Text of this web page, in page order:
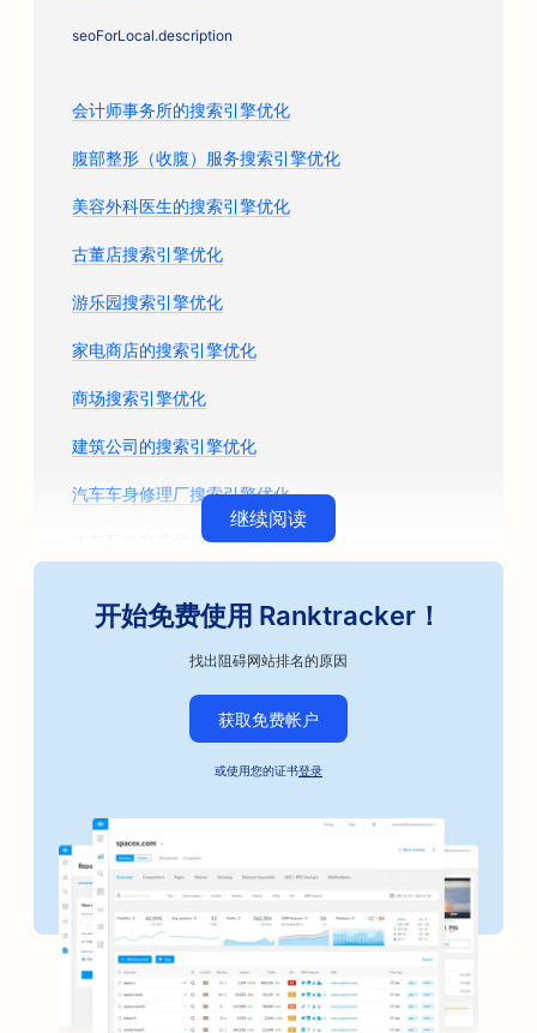
seoForLocal.description
会计师事务所的搜索引擎优化
腹部整形（收腹）服务搜索引擎优化
美容外科医生的搜索引擎优化
古董店搜索引擎优化
游乐园搜索引擎优化
家电商店的搜索引擎优化
商场搜索引擎优化
建筑公司的搜索引擎优化
汽车车身修理厂搜索引擎优化
汽车配件商店的搜索引擎优化
保释债券服务的搜索引擎优化
汽车企业搜索引擎优化
面包店搜索引擎优化
理发店搜索引擎优化
银行搜索引擎优化
书店搜索引擎优化
烧烤店搜索引擎优化
继续阅读
开始免费使用 Ranktracker！
找出阻碍网站排名的原因
获取免费帐户
或使用您的证书登录